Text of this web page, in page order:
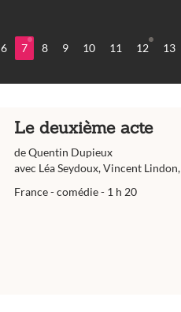
6 7 8 9 10 11 12 13
Le deuxième acte
de Quentin Dupieux
avec Léa Seydoux, Vincent
France - comédie - 1 h 20